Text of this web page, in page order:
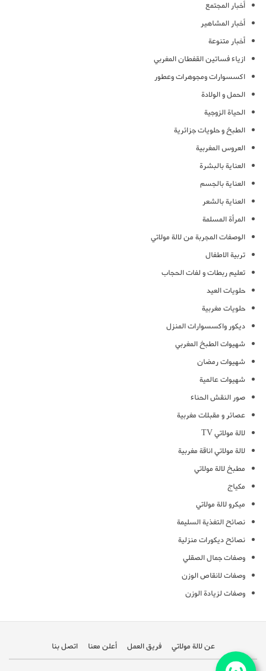
أخبار المجتمع
أخبار المشاهير
أخبار متنوعة
ازياء فساتين القفطان المغربي
اكسسوارات ومجوهرات وعطور
الحمل و الولادة
الحياة الزوجية
الطبخ و حلويات جزائرية
العروس المغربية
العناية بالبشرة
العناية بالجسم
العناية بالشعر
المرأة المسلمة
الوصفات المجربة من لالة مولاتي
تربية الاطفال
تعليم ربطات و لفات الحجاب
حلويات العيد
حلويات مغربية
ديكور واكسسوارات المنزل
شهيوات الطبخ المغربي
شهيوات رمضان
شهيوات عالمية
صور النقش الحناء
عصائر و مقبلات مغربية
لالة مولاتي TV
لالة مولاتي اناقة مغربية
مطبخ لالة مولاتي
مكياج
ميكرو لالة مولاتي
نصائح التغذية السليمة
نصائح ديكورات منزلية
وصفات جمال الصقلي
وصفات لانقاص الوزن
وصفات لزيادة الوزن
عن لالة مولاتي فريق العمل أعلن معنا اتصل بنا